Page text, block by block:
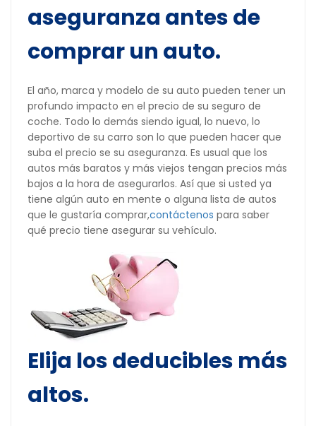
aseguranza antes de
comprar un auto.
El año, marca y modelo de su auto pueden tener un
profundo impacto en el precio de su seguro de
coche. Todo lo demás siendo igual, lo nuevo, lo
deportivo de su carro son lo que pueden hacer que
suba el precio se su aseguranza. Es usual que los
autos más baratos y más viejos tengan precios más
bajos a la hora de asegurarlos. Así que si usted ya
tiene algún auto en mente o alguna lista de autos
que le gustaría comprar,contáctenos para saber
qué precio tiene asegurar su vehículo.
Elija los deducibles más
altos.